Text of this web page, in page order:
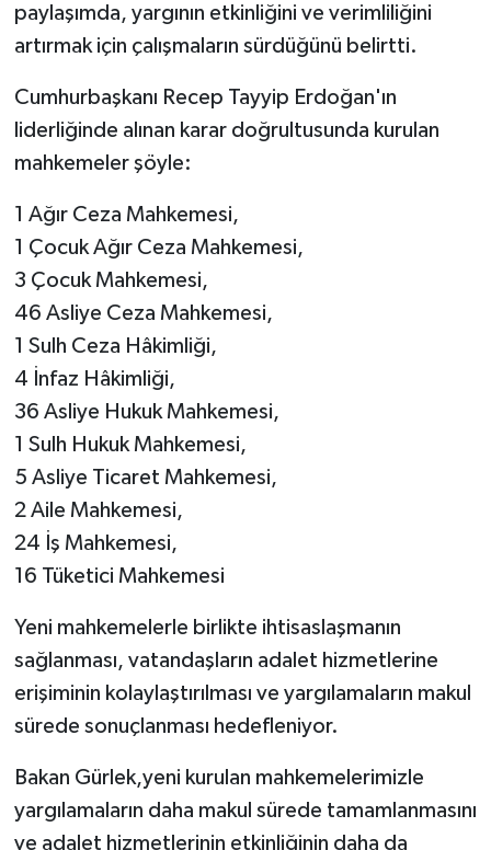
paylaşımda, yargının etkinliğini ve verimliliğini
artırmak için çalışmaların sürdüğünü belirtti.
Cumhurbaşkanı Recep Tayyip Erdoğan'ın
liderliğinde alınan karar doğrultusunda kurulan
mahkemeler şöyle:
1 Ağır Ceza Mahkemesi,
1 Çocuk Ağır Ceza Mahkemesi,
3 Çocuk Mahkemesi,
46 Asliye Ceza Mahkemesi,
1 Sulh Ceza Hâkimliği,
4 İnfaz Hâkimliği,
36 Asliye Hukuk Mahkemesi,
1 Sulh Hukuk Mahkemesi,
5 Asliye Ticaret Mahkemesi,
2 Aile Mahkemesi,
24 İş Mahkemesi,
16 Tüketici Mahkemesi
Yeni mahkemelerle birlikte ihtisaslaşmanın
sağlanması, vatandaşların adalet hizmetlerine
erişiminin kolaylaştırılması ve yargılamaların makul
sürede sonuçlanması hedefleniyor.
Bakan Gürlek,yeni kurulan mahkemelerimizle
yargılamaların daha makul sürede tamamlanmasını
ve adalet hizmetlerinin etkinliğinin daha da